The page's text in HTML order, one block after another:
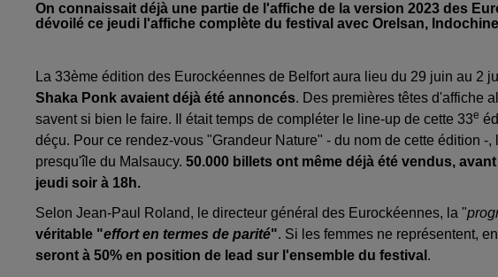
On connaissait déjà une partie de l'affiche de la version 2023 des
dévoilé ce jeudi l'affiche complète du festival avec Orelsan,
La 33ème édition des Eurockéennes de Belfort aura lieu du 29 juin au 2
Shaka Ponk avaient déjà été annoncés. Des premières têtes d'affiche
savent si bien le faire. Il était temps de compléter le line-up de cette 33e
déçu. Pour ce rendez-vous "Grandeur Nature" - du nom de cette édition -
presqu'île du Malsaucy. 50.000 billets ont même déjà été vendus,
jeudi soir à 18h.
Selon Jean-Paul Roland, le directeur général des Eurockéennes, la "
véritable "effort en termes de parité". Si les femmes ne représentent,
seront à 50% en position de lead sur l'ensemble du festival .